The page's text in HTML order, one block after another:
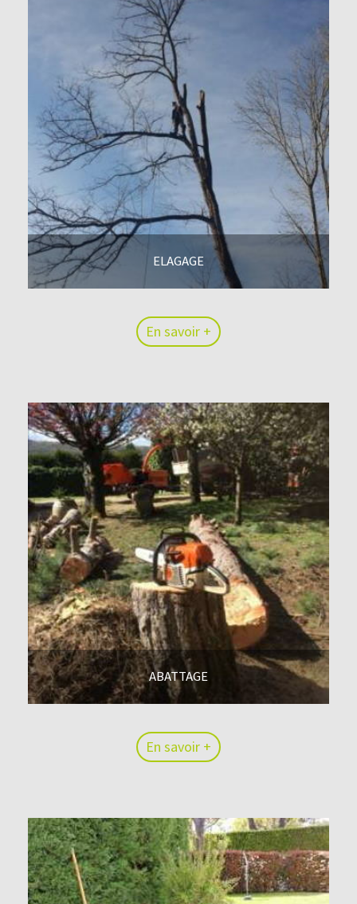
ELAGAGE
En savoir +
ABATTAGE
En savoir +